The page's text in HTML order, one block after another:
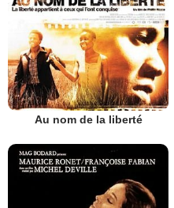
Au nom de la liberté